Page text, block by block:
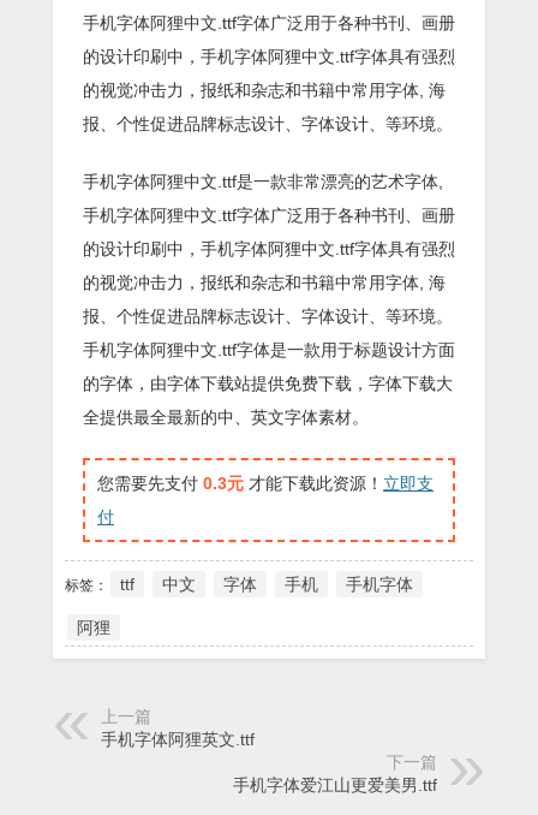
手机字体阿狸中文.ttf字体广泛用于各种书刊、画册
的设计印刷中，手机字体阿狸中文.ttf字体具有强烈
的视觉冲击力，报纸和杂志和书籍中常用字体, 海
报、个性促进品牌标志设计、字体设计、等环境。
手机字体阿狸中文.ttf是一款非常漂亮的艺术字体,
手机字体阿狸中文.ttf字体广泛用于各种书刊、画册
的设计印刷中，手机字体阿狸中文.ttf字体具有强烈
的视觉冲击力，报纸和杂志和书籍中常用字体, 海
报、个性促进品牌标志设计、字体设计、等环境。
手机字体阿狸中文.ttf字体是一款用于标题设计方面
的字体，由字体下载站提供免费下载，字体下载大
全提供最全最新的中、英文字体素材。
您需要先支付 0.3元 才能下载此资源！ 立即支
付
标签： ttf 中文 字体 手机 手机字体
阿狸
上一篇
手机字体阿狸英文.ttf
下一篇
手机字体爱江山更爱美男.ttf